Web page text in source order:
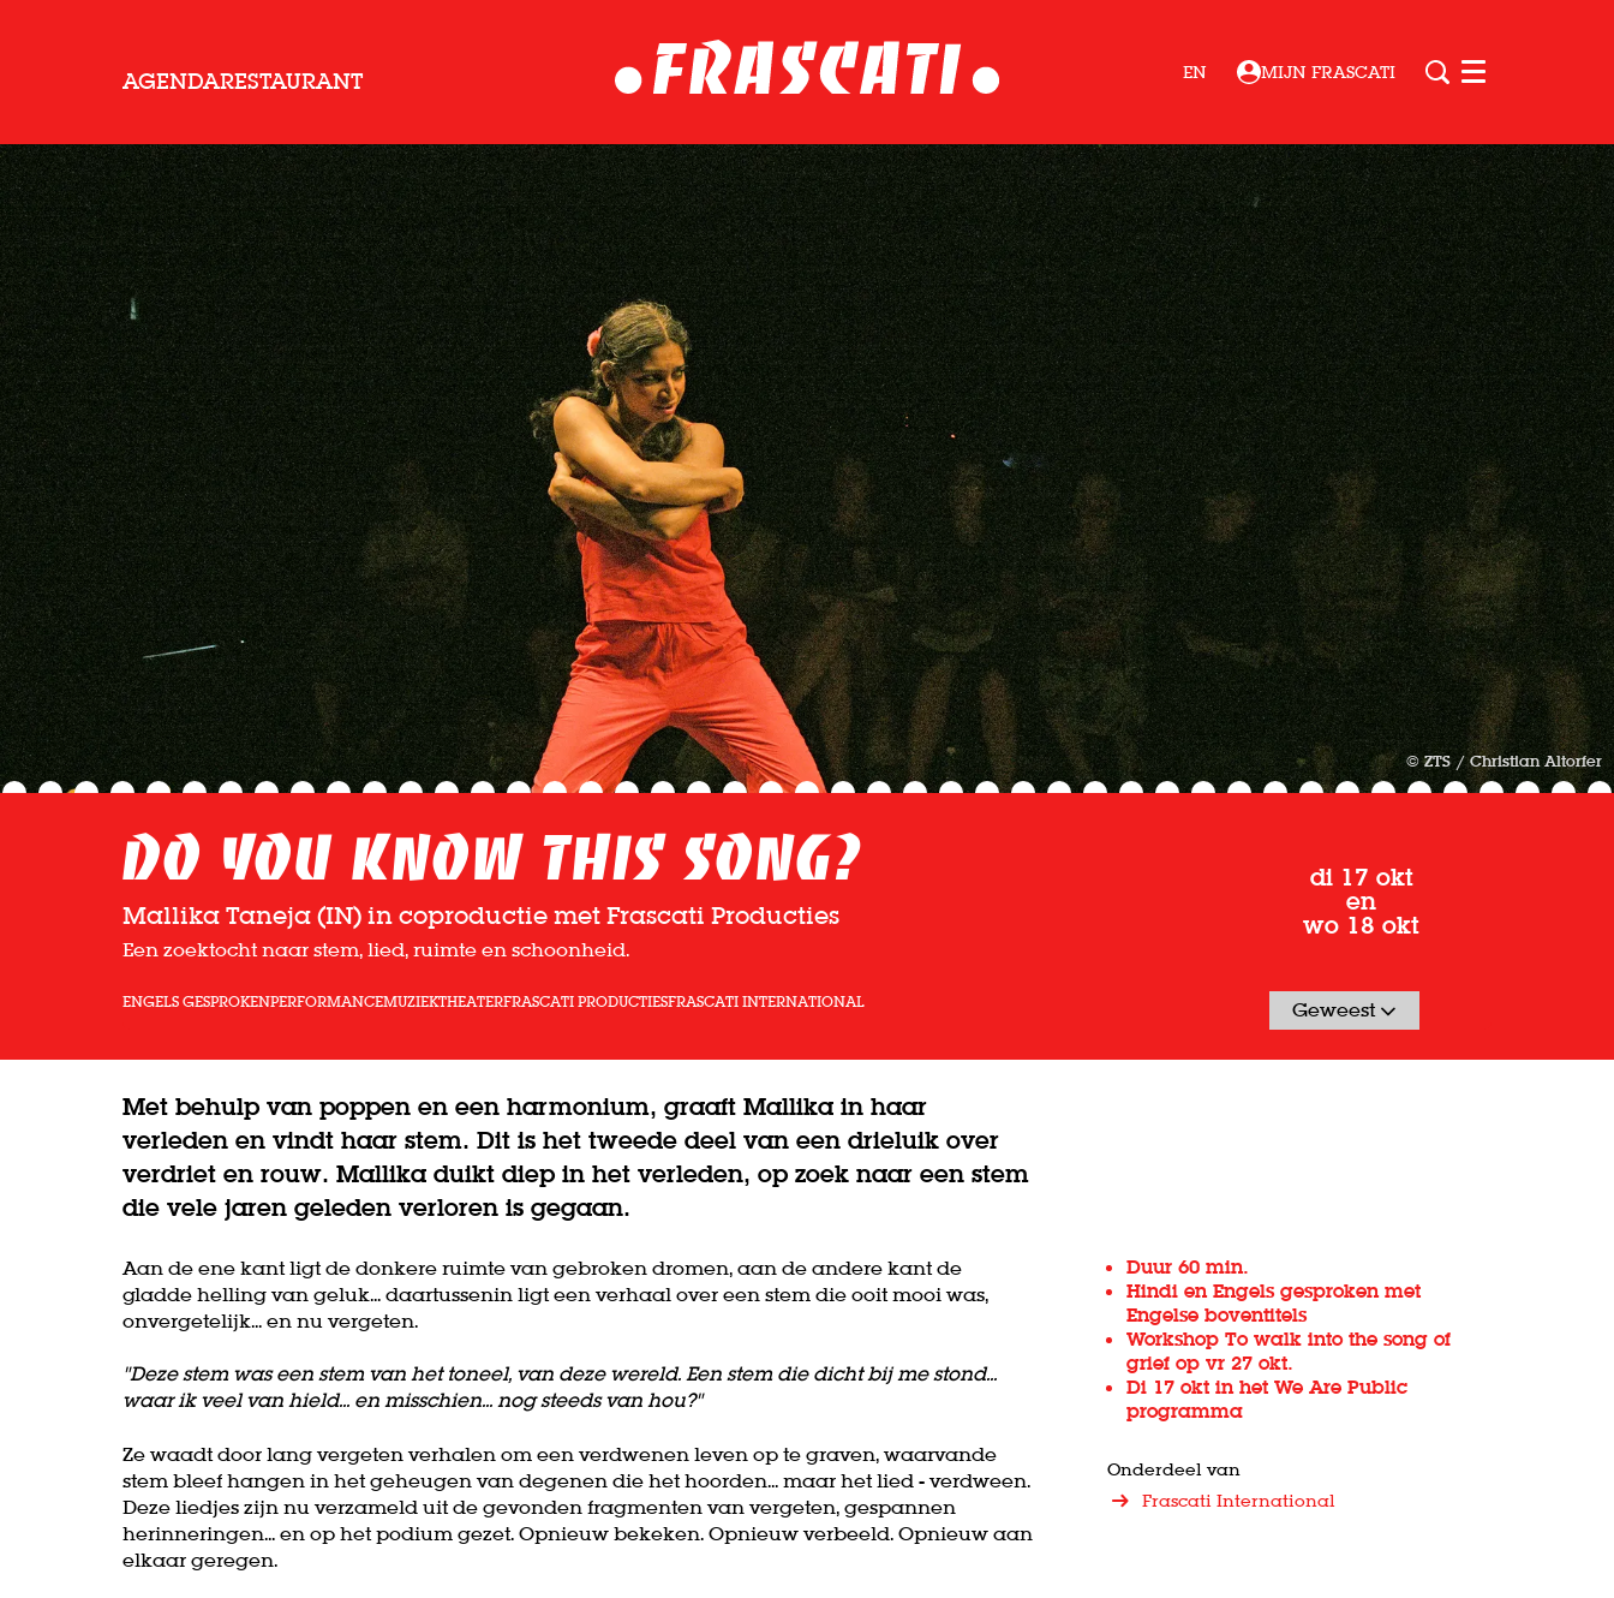
AGENDARESTAURANT EN MIJN FRASCATI Menu
© ZTS / Christian Altorfer
Do You Know This Song?
Mallika Taneja (IN) in coproductie met Frascati Producties
Een zoektocht naar stem, lied, ruimte en schoonheid.
ENGELS GESPROKENPERFORMANCEMUZIEKTHEATERFRASCATI PRODUCTIESFRASCATI INTERNATIONAL
di 17 okt
en
wo 18 okt
Geweest
Met behulp van poppen en een harmonium, graaft Mallika in haar
verleden en vindt haar stem. Dit is het tweede deel van een drieluik over
verdriet en rouw. Mallika duikt diep in het verleden, op zoek naar een stem
die vele jaren geleden verloren is gegaan.
Aan de ene kant ligt de donkere ruimte van gebroken dromen, aan de andere kant de
gladde helling van geluk... daartussenin ligt een verhaal over een stem die ooit mooi was,
onvergetelijk... en nu vergeten.
"Deze stem was een stem van het toneel, van deze wereld. Een stem die dicht bij me stond...
waar ik veel van hield... en misschien... nog steeds van hou?"
Ze waadt door lang vergeten verhalen om een verdwenen leven op te graven, waarvande
stem bleef hangen in het geheugen van degenen die het hoorden... maar het lied - verdween.
Deze liedjes zijn nu verzameld uit de gevonden fragmenten van vergeten, gespannen
herinneringen... en op het podium gezet. Opnieuw bekeken. Opnieuw verbeeld. Opnieuw aan
elkaar geregen.
Duur 60 min.
Hindi en Engels gesproken met
Engelse boventitels
WorkshopTo walk into the song of
grief op vr 27 okt.
Di 17 okt in hetWe Are Public
programma
Onderdeel van
Frascati International